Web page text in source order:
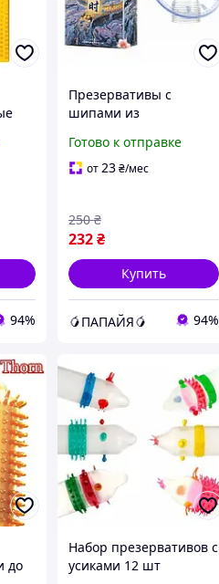
94%
Презервативы с
шипами из
латекса с
пролонгирующим
market-without-queues-
Готово к отправке
от23 ₴/мес
232 ₴
250 ₴
Купить
🥭ПАПАЙЯ🥭 94%
до
Набор презервативов с
усиками 12 шт